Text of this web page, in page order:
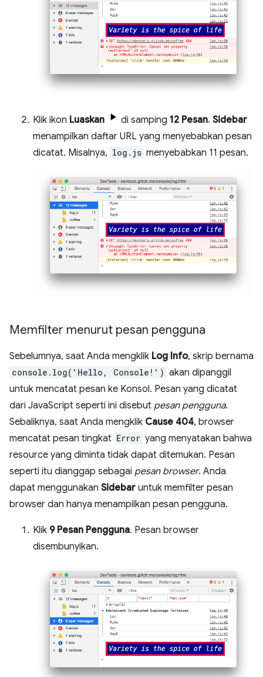
Klik ikon Luaskan di samping 12 Pesan. Sidebar
menampilkan daftar URL yang menyebabkan pesan
dicatat. Misalnya, log.js menyebabkan 11 pesan.
Memfilter menurut pesan pengguna
Sebelumnya, saat Anda mengklik Log Info, skrip bernama
console.log('Hello, Console!') akan dipanggil
untuk mencatat pesan ke Konsol. Pesan yang dicatat
dari JavaScript seperti ini disebut pesan pengguna.
Sebaliknya, saat Anda mengklik Cause 404, browser
mencatat pesan tingkat Error yang menyatakan bahwa
resource yang diminta tidak dapat ditemukan. Pesan
seperti itu dianggap sebagai pesan browser. Anda
dapat menggunakan Sidebar untuk memfilter pesan
browser dan hanya menampilkan pesan pengguna.
Klik 9 Pesan Pengguna. Pesan browser
disembunyikan.